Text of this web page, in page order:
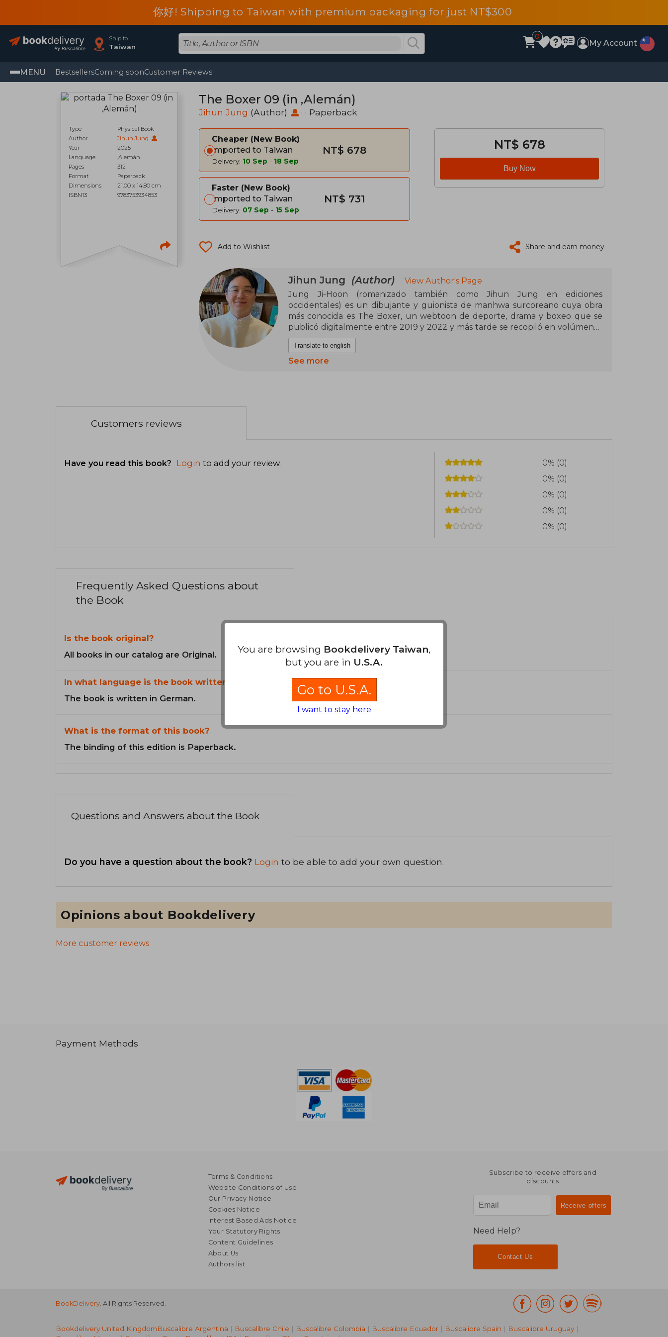
你好! Shipping to Taiwan with premium packaging for just NT$300
Ship to
Taiwan
0
My Account
MENU BestsellersComing soonCustomer Reviews
Type
Physical Book
Author
Jihun Jung
Year
2025
Language
,Alemán
Pages
312
Format
Paperback
Dimensions
21.00 x 14.80 cm
ISBN13
9783753934853
The Boxer 09 (in ,Alemán)
Jihun Jung (Author) · · Paperback
Cheaper
New Book
Imported to Taiwan
Delivery: 10 Sep - 18 Sep
NT$ 678
Faster
New Book
Imported to Taiwan
Delivery: 07 Sep - 15 Sep
NT$ 731
NT$ 678
Buy Now
Add to Wishlist Share and earn money
Jihun Jung (Author)
View Author's Page
Jung Ji-Hoon (romanizado también como Jihun Jung en ediciones
occidentales) es un dibujante y guionista de manhwa surcoreano cuya obra
más conocida es The Boxer, un webtoon de deporte, drama y boxeo que se
publicó digitalmente entre 2019 y 2022 y más tarde se recopiló en volúmenes
impresos. La historia sigue a un joven con un talento extraordinario para el
boxeo y explora tanto los combates en el ring como las motivaciones humanas
que llevan a sus personajes a enfrentarse a sus propios límites, destacando la
Además, el manhwa ha generado atención suficiente como para inspirar
adaptaciones en otros formatos, lo que subraya el impacto cultural de su obra
Translate to english
See more
Customers reviews
Have you read this book? Login to add your review.
0% (0)
0% (0)
0% (0)
0% (0)
0% (0)
Frequently Asked Questions about
the Book
Is the book original?
All books in our catalog are Original.
In what language is the book written?
The book is written in German.
What is the format of this book?
The binding of this edition is Paperback.
Questions and Answers about the Book
Do you have a question about the book? Login to be able to add your own question.
Opinions about Bookdelivery
More customer reviews
Payment Methods
Terms & Conditions
Website Conditions of Use
Our Privacy Notice
Cookies Notice
Interest Based Ads Notice
Your Statutory Rights
Content Guidelines
About Us
Authors list
Subscribe to receive offers and
discounts
Need Help?
Contact Us
BookDelivery. All Rights Reserved.
Bookdelivery United KingdomBuscalibre Argentina | Buscalibre Chile | Buscalibre Colombia | Buscalibre Ecuador | Buscalibre Spain | Buscalibre Uruguay |
You are browsing Bookdelivery Taiwan,
but you are in U.S.A.
Go to U.S.A.
I want to stay here